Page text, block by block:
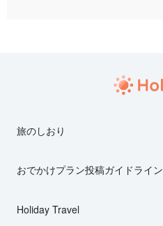
旅のしおり
おでかけプラン投稿ガイドライン
Holiday Travel